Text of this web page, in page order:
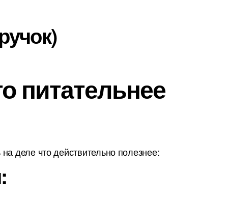
питательнее
деле что действительно полезнее: